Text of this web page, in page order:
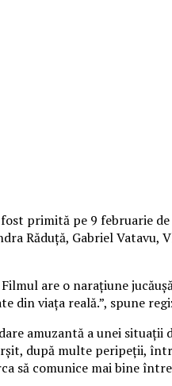
primită pe 9 februarie
Răduță, Gabriel Vatavu,
are o narațiune
din viața reală.”, spune
amuzantă a unei
după multe peripeții,
să comunice mai bine